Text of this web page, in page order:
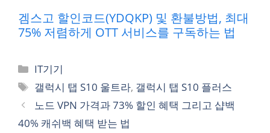
겜스고 할인코드(YDQKP) 및 환불방법, 최대
75% 저렴하게 OTT 서비스를 구독하는 법
카
테
리
IT기기
태
그
갤럭시 탭 S10 울트라, 갤럭시 탭 S10 플러스
노드 VPN 가격과 73% 할인 혜택 그리고 샵백
40% 캐쉬백 혜택 받는 법